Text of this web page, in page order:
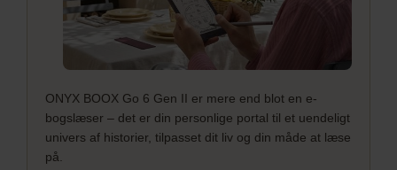
ONYX BOOX Go 6 Gen II er mere end blot en e-
bogslæser – det er din personlige portal til et uendeligt
univers af historier, tilpasset dit liv og din måde at læse
på.